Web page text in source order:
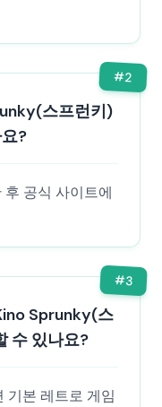
#2
스프런키)
?
공식 사이트에
#3
Sprunky(스
수 있나요?
기본 레트로 게임